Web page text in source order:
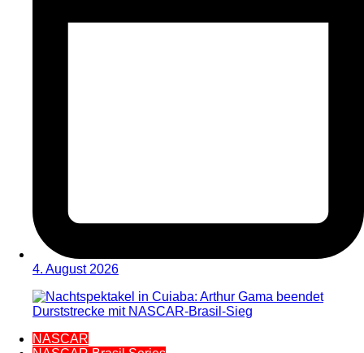
4. August 2026
NASCAR